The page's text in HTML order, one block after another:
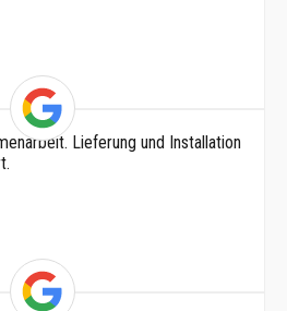
Lieferung und Installation